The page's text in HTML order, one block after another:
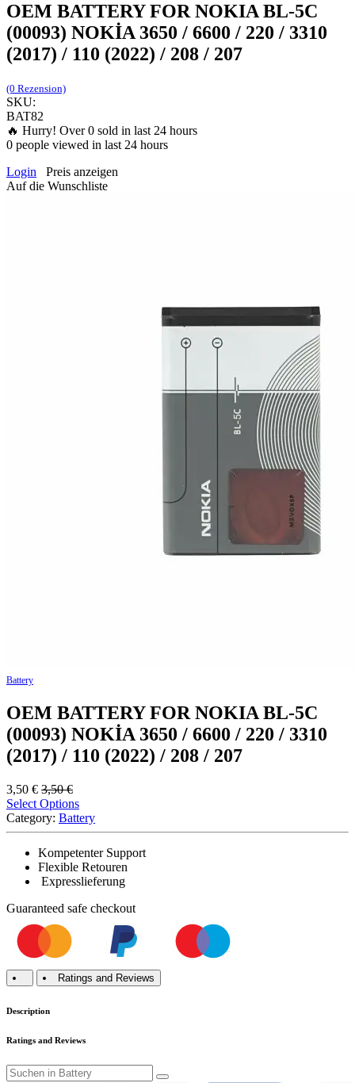
OEM BATTERY FOR NOKIA BL-5C
(00093) NOKİA 3650 / 6600 / 220 / 3310
(2017) / 110 (2022) / 208 / 207
(0 Rezension)
SKU:
BAT82
🔥 Hurry! Over0 sold in last 24 hours
0 people viewed in last 24 hours
Login
Preis anzeigen
Auf die Wunschliste
Battery
OEM BATTERY FOR NOKIA BL-5C
(00093) NOKİA 3650 / 6600 / 220 / 3310
(2017) / 110 (2022) / 208 / 207
3,50 € 3,50€
Select Options
Category: Battery
Kompetenter Support
Flexible Retouren
Expresslieferung
Guaranteed safe checkout
Ratings and Reviews
Description
Ratings and Reviews